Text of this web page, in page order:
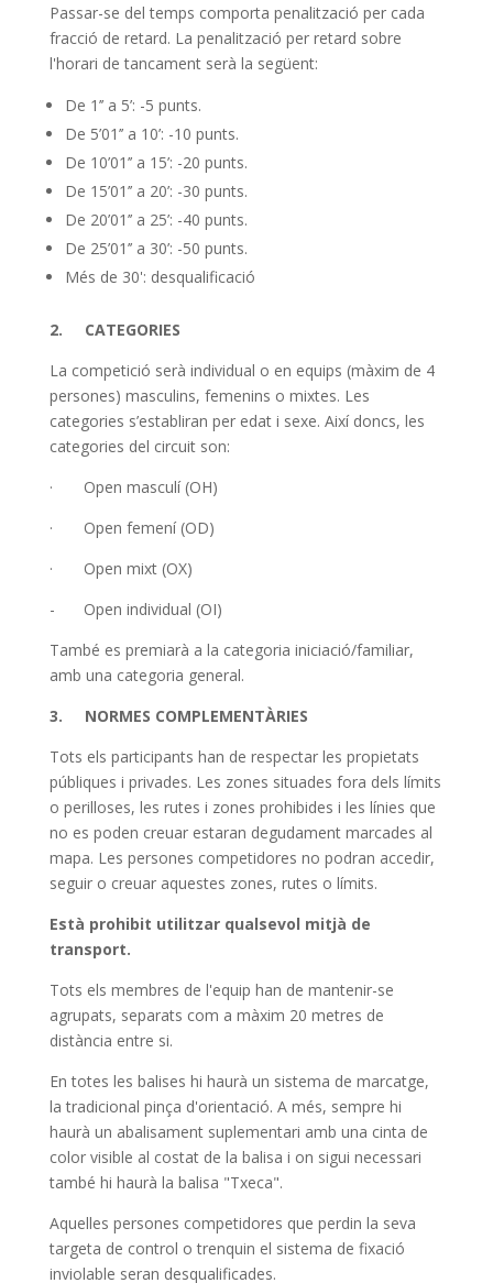
Passar-se del temps comporta penalització per cada
fracció de retard. La penalització per retard sobre
l'horari de tancament serà la següent:
De 1’’ a 5’: -5 punts.
De 5’01’’ a 10’: -10 punts.
De 10’01’’ a 15’: -20 punts.
De 15’01’’ a 20’: -30 punts.
De 20’01’’ a 25’: -40 punts.
De 25’01’’ a 30’: -50 punts.
Més de 30': desqualificació
2. CATEGORIES
La competició serà individual o en equips (màxim de 4
persones) masculins, femenins o mixtes. Les
categories s’establiran per edat i sexe. Així doncs, les
categories del circuit son:
· Open masculí (OH)
· Open femení (OD)
· Open mixt (OX)
- Open individual (OI)
També es premiarà a la categoria iniciació/familiar,
amb una categoria general.
3. NORMES COMPLEMENTÀRIES
Tots els participants han de respectar les propietats
públiques i privades. Les zones situades fora dels límits
o perilloses, les rutes i zones prohibides i les línies que
no es poden creuar estaran degudament marcades al
mapa. Les persones competidores no podran accedir,
seguir o creuar aquestes zones, rutes o límits.
Està prohibit utilitzar qualsevol mitjà de
transport.
Tots els membres de l'equip han de mantenir-se
agrupats, separats com a màxim 20 metres de
distància entre si.
En totes les balises hi haurà un sistema de marcatge,
la tradicional pinça d'orientació. A més, sempre hi
haurà un abalisament suplementari amb una cinta de
color visible al costat de la balisa i on sigui necessari
també hi haurà la balisa "Txeca".
Aquelles persones competidores que perdin la seva
targeta de control o trenquin el sistema de fixació
inviolable seran desqualificades.